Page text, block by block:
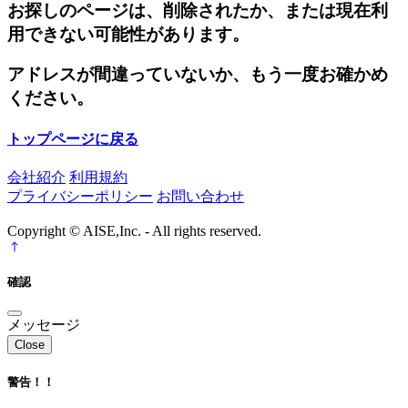
お探しのページは、削除されたか、または現在利
用できない可能性があります。
アドレスが間違っていないか、もう一度お確かめ
ください。
トップページに戻る
会社紹介 利用規約
プライバシーポリシー お問い合わせ
Copyright © AISE,Inc. - All rights reserved.
確認
メッセージ
Close
警告！！